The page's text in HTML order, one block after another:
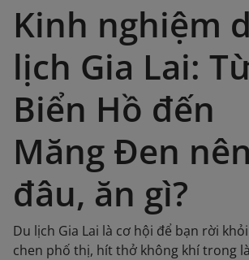
Kinh nghiệm
lịch Gia Lai:
Biển Hồ đến
Măng Đen
đâu, ăn gì?
Du lịch Gia Lai là cơ hội để bạn rời
chen phố thị, hít thở không khí trong